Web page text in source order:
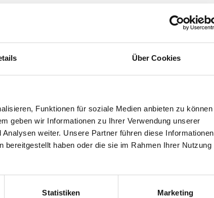
Über Cookies
Funktionen für soziale Medien anbieten zu können
geben wir Informationen zu Ihrer Verwendung unserer
weiter. Unsere Partner führen diese Informationen
haben oder die sie im Rahmen Ihrer Nutzung
Statistiken Marketing